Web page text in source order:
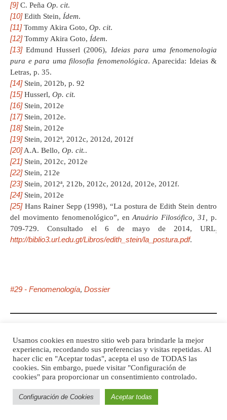
[9]C. Peña Op. cit.
[10]Edith Stein, Ídem.
[11]Tommy Akira Goto, Op. cit.
[12]Tommy Akira Goto, Ídem.
[13]Edmund Husserl (2006), Ideias para uma fenomenologia
pura e para uma filosofia fenomenológica. Aparecida: Ideias &
Letras, p. 35.
[14]Stein, 2012b, p. 92
[15]Husserl, Op. cit.
[16]Stein, 2012e
[17]Stein, 2012e.
[18]Stein, 2012e
[19]Stein, 2012ª, 2012c, 2012d, 2012f
[20]A.A. Bello, Op. cit..
[21]Stein, 2012c, 2012e
[22]Stein, 212e
[23]Stein, 2012ª, 212b, 2012c, 2012d, 2012e, 2012f.
[24]Stein, 2012e
[25]Hans Rainer Sepp (1998), “La postura de Edith Stein dentro
del movimento fenomenológico”, enAnuário Filosófico, 31,p.
709-729. Consultado el 6 de mayo de 2014, URL:
http://biblio3.url.edu.gt/Libros/edith_stein/la_postura.pdf.
#29 - Fenomenología, Dossier
Autores
NEXT ENTRADA
La especificidad mediática de la
Usamos cookies en nuestro sitio web para brindarle la mejor
experiencia, recordando sus preferencias y visitas repetidas. Al
hacer clic en "Aceptar todas", acepta el uso de TODAS las
cookies. Sin embargo, puede visitar "Configuración de
cookies" para proporcionar un consentimiento controlado.
Configuración de Cookies Aceptar todas